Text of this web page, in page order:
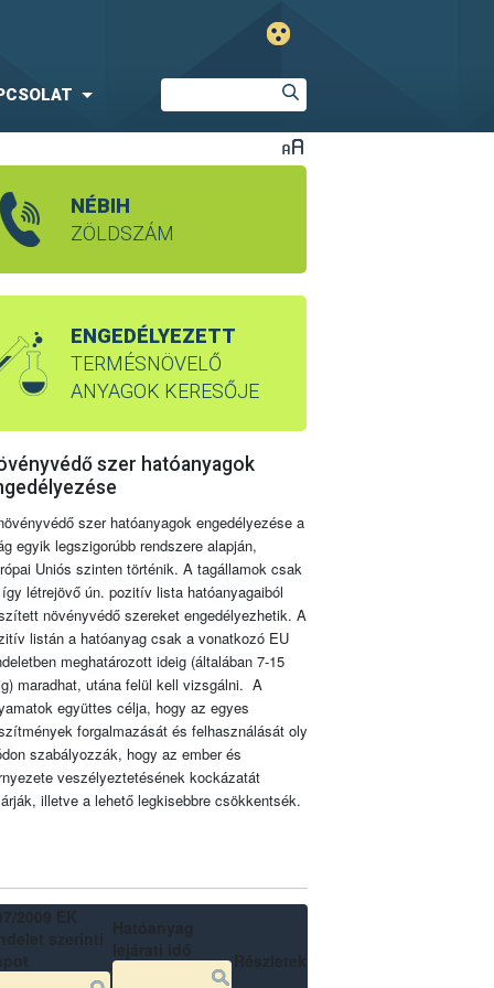
NÉBIH
ZÖLDSZÁM
ENGEDÉLYEZETT
TERMÉSNÖVELŐ
ANYAGOK KERESŐJE
szer hatóanyagok
szer hatóanyagok engedélyezése a
egyik legszigorúbb rendszere alapján,
Uniós szinten történik. A tagállamok csak
létrejövő ún. pozitív lista hatóanyagaiból
növényvédő szereket engedélyezhetik. A
listán a hatóanyag csak a vonatkozó EU
meghatározott ideig (általában 7-15
maradhat, utána felül kell vizsgálni. A
együttes célja, hogy az egyes
forgalmazását és felhasználását oly
szabályozzák, hogy az ember és
veszélyeztetésének kockázatát
illetve a lehető legkisebbre csökkentsék.